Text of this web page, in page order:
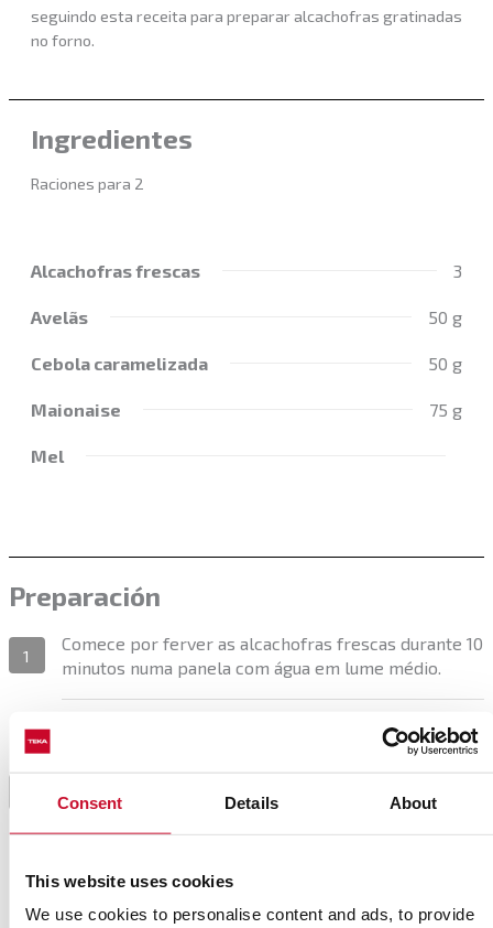
Consent Details About
This website uses cookies
We use cookies to personalise content and ads, to provide
seguindo esta receita para preparar alcachofras gratinadas
no forno.
Ingredientes
Raciones para 2
Alcachofras frescas 3
Avelãs 50 g
Cebola caramelizada 50 g
Maionaise 75 g
Mel
Preparación
1
Comece por ferver as alcachofras frescas durante 10
minutos numa panela com água em lume médio.
Quando estiverem fervidas, deixe arrefecer. Depois
de frias, corte-as ao meio e corte as pontas para
usar apenas o coração das alcachofras. Prepare um
tabuleiro com papel antiaderente e coloque-as
ligeiramente afastadas, viradas para cima, pois é o
Para rechear as nossas alcachofras, esmague num